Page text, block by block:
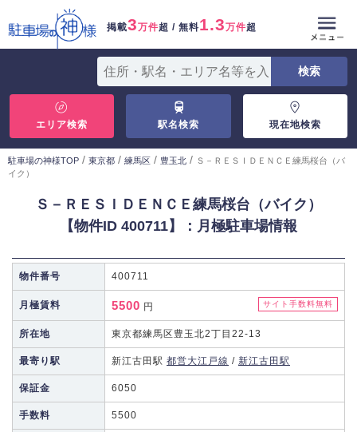
掲載3万件超 / 無料1.3万件超
エリア検索 駅名検索 現在地検索
駐車場の神様TOP / 東京都 / 練馬区 / 豊玉北 / Ｓ－ＲＥＳＩＤＥＮＣＥ練馬桜台（バ
イク）
Ｓ－ＲＥＳＩＤＥＮＣＥ練馬桜台（バイク）
【物件ID 400711】：月極駐車場情報
物件番号 400711
月極賃料 サイト手数料無料
5500 円
所在地 東京都練馬区豊玉北2丁目22-13
最寄り駅 新江古田駅 都営大江戸線 / 新江古田駅
保証金 6050
手数料 5500